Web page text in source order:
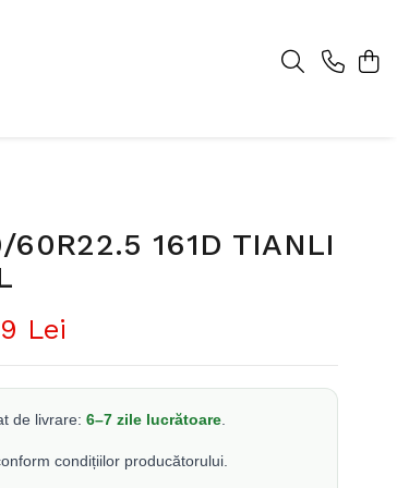
161D TIANLI
Lei
de livrare: 6–7 zile lucrătoare.
condițiilor producătorului.